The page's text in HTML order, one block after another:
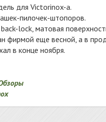
для Victorinox-a.
пилочек-штопоров.
lock, матовая
фирмой еще весной, а в
в конце ноября.